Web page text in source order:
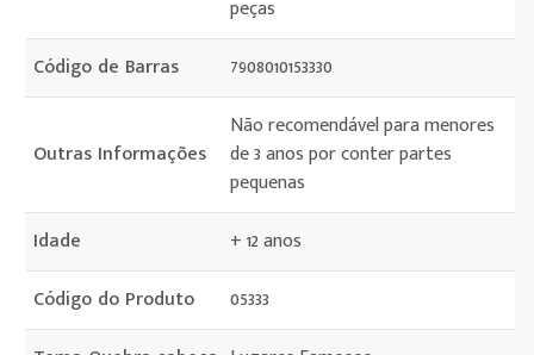
peças
Código de Barras
7908010153330
Outras Informações
Não recomendável para menores
de 3 anos por conter partes
pequenas
Idade
+ 12 anos
Código do Produto
05333